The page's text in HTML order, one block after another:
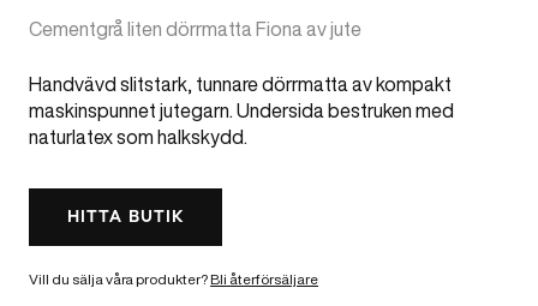
Cementgrå liten dörrmatta Fiona av jute
Handvävd slitstark, tunnare dörrmatta av kompakt
maskinspunnet jutegarn. Undersida bestruken med
naturlatex som halkskydd.
HITTA BUTIK
Vill du sälja våra produkter?Bli återförsäljare